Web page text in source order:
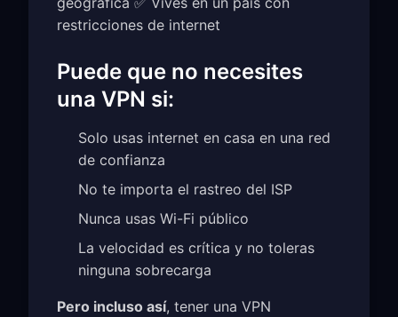
restricciones de internet
Puede que no necesites
una VPN si:
Solo usas internet en casa en una red
de confianza
No te importa el rastreo del ISP
Nunca usas Wi-Fi público
La velocidad es crítica y no toleras
ninguna sobrecarga
Pero incluso así, tener una VPN